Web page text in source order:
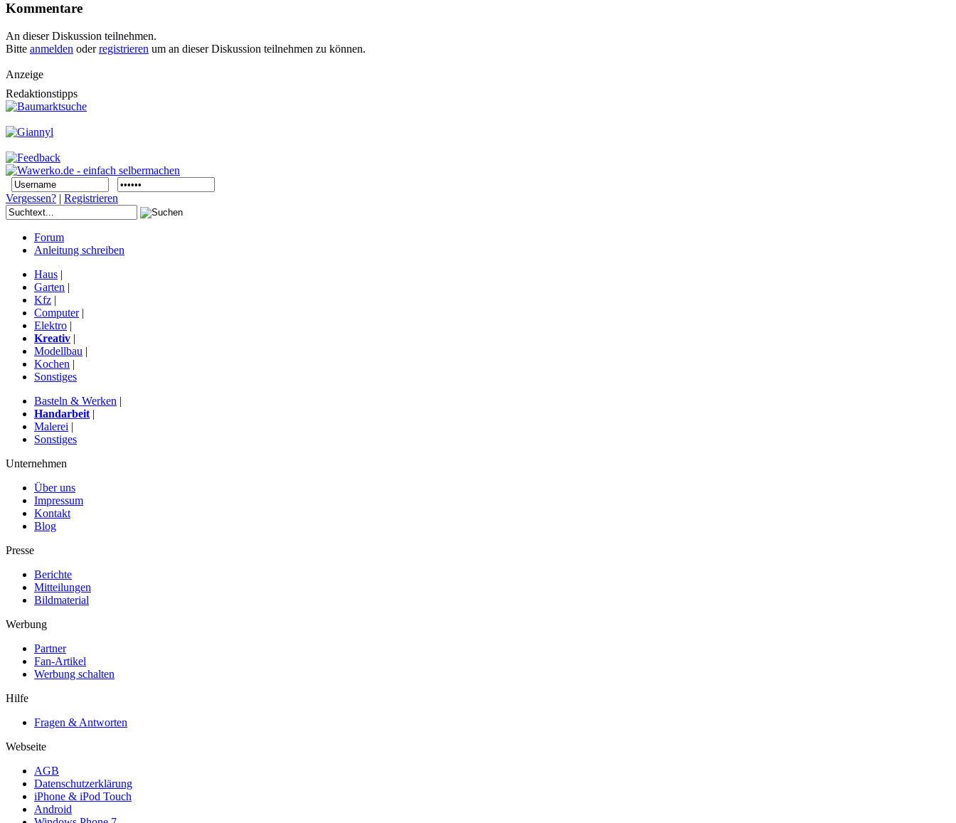
Kommentare
An dieser Diskussion teilnehmen.
Bitte anmelden oderregistrieren um an dieser Diskussion teilnehmen zu können.
Anzeige
Redaktionstipps
Vergessen? | Registrieren
Forum
Anleitung schreiben
Haus |
Garten |
Kfz |
Computer|
Elektro |
Kreativ |
Modellbau |
Kochen |
Sonstiges
Basteln & Werken |
Handarbeit |
Malerei |
Sonstiges
Unternehmen
Über uns
Impressum
Kontakt
Blog
Presse
Berichte
Mitteilungen
Bildmaterial
Werbung
Partner
Fan-Artikel
Werbung schalten
Hilfe
Fragen & Antworten
Webseite
AGB
Datenschutzerklärung
iPhone & iPod Touch
Android